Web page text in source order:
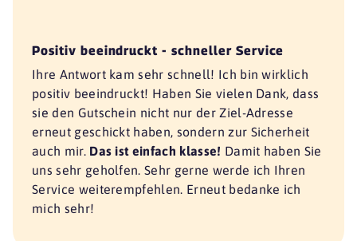
Positiv beeindruckt - schneller Service
Ihre Antwort kam sehr schnell! Ich bin wirklich
positiv beeindruckt! Haben Sie vielen Dank, dass
sie den Gutschein nicht nur der Ziel-Adresse
erneut geschickt haben, sondern zur Sicherheit
auch mir. Das ist einfach klasse! Damit haben Sie
uns sehr geholfen. Sehr gerne werde ich Ihren
Service weiterempfehlen. Erneut bedanke ich
mich sehr!